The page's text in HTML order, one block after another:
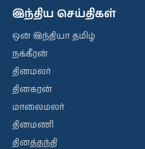
இந்திய செய்திகள்
ஒன் இந்தியா தமிழ்
நக்கீரன்
தினமலர்
தினகரன்
மாலைமலர்
தினமணி
தினத்தந்தி